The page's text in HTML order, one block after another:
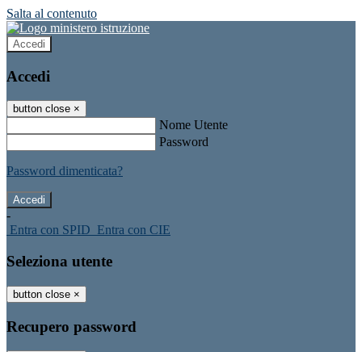
Salta al contenuto
Accedi
Accedi
button close ×
Nome Utente
Password
Password dimenticata?
-
Entra con SPID Entra con CIE
Seleziona utente
button close ×
Recupero password